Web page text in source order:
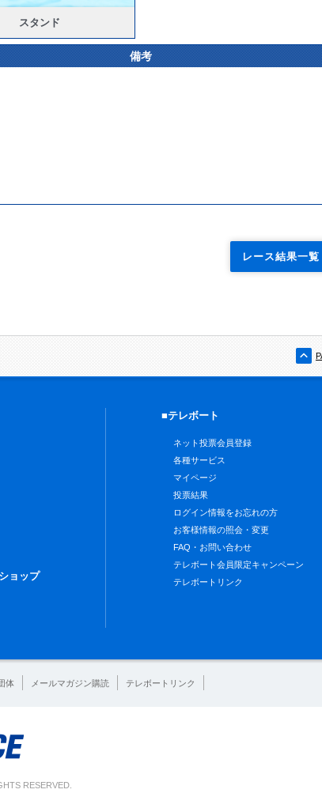
スタンド
備考
レース結果一覧
ョップ
■テレボート
ネット投票会員登録
各種サービス
マイページ
投票結果
ログイン情報をお忘れの方
お客様情報の照会・変更
FAQ・お問い合わせ
テレボート会員限定キャンペーン
テレボートリンク
体 メールマガジン購読 テレボートリンク
RESERVED.